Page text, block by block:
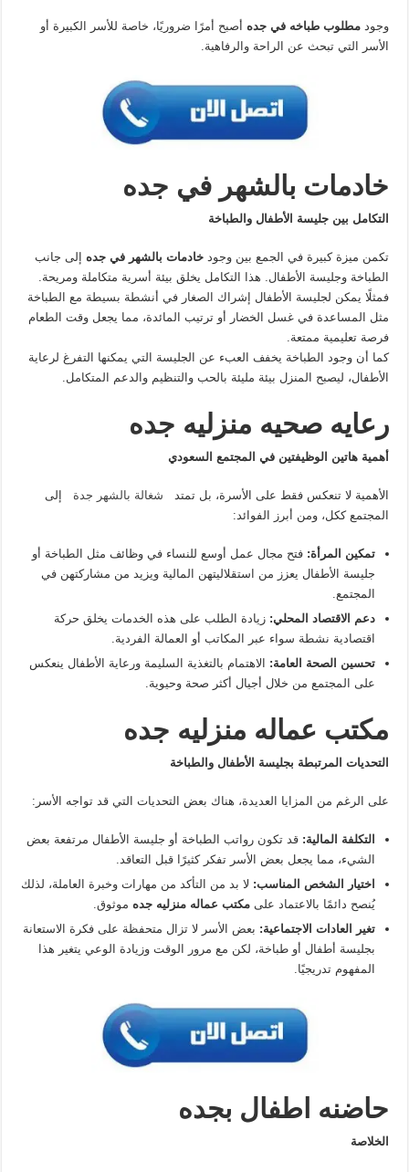
وجودمطلوب طباخه في جده أصبح أمرًا ضروريًا، خاصة للأسر الكبيرة أو
الأسر التي تبحث عن الراحة والرفاهية.
خادمات بالشهر في جده
التكامل بين جليسة الأطفال والطباخة
تكمن ميزة كبيرة في الجمع بين وجودخادمات بالشهر في جده إلى جانب
الطباخة وجليسة الأطفال. هذا التكامل يخلق بيئة أسرية متكاملة ومريحة.
فمثلًا يمكن لجليسة الأطفال إشراك الصغار في أنشطة بسيطة مع الطباخة
مثل المساعدة في غسل الخضار أو ترتيب المائدة، مما يجعل وقت الطعام
فرصة تعليمية ممتعة.
كما أن وجود الطباخة يخفف العبء عن الجليسة التي يمكنها التفرغ لرعاية
الأطفال، ليصبح المنزل بيئة مليئة بالحب والتنظيم والدعم المتكامل.
رعايه صحيه منزليه جده
أهمية هاتين الوظيفتين في المجتمع السعودي
الأهمية لا تنعكس فقط على الأسرة، بل تمتد شغالة بالشهر جدة إلى
المجتمع ككل، ومن أبرز الفوائد:
تمكين المرأة: فتح مجال عمل أوسع للنساء في وظائف مثل الطباخة أو
جليسة الأطفال يعزز من استقلاليتهن المالية ويزيد من مشاركتهن في
المجتمع.
دعم الاقتصاد المحلي: زيادة الطلب على هذه الخدمات يخلق حركة
اقتصادية نشطة سواء عبر المكاتب أو العمالة الفردية.
تحسين الصحة العامة: الاهتمام بالتغذية السليمة ورعاية الأطفال ينعكس
على المجتمع من خلال أجيال أكثر صحة وحيوية.
مكتب عماله منزليه جده
التحديات المرتبطة بجليسة الأطفال والطباخة
على الرغم من المزايا العديدة، هناك بعض التحديات التي قد تواجه الأسر:
التكلفة المالية: قد تكون رواتب الطباخة أو جليسة الأطفال مرتفعة بعض
الشيء، مما يجعل بعض الأسر تفكر كثيرًا قبل التعاقد.
اختيار الشخص المناسب: لا بد من التأكد من مهارات وخبرة العاملة، لذلك
يُنصح دائمًا بالاعتماد علىمكتب عماله منزليه جده موثوق.
تغير العادات الاجتماعية: بعض الأسر لا تزال متحفظة على فكرة الاستعانة
بجليسة أطفال أو طباخة، لكن مع مرور الوقت وزيادة الوعي يتغير هذا
المفهوم تدريجيًا.
حاضنه اطفال بجده
الخلاصة